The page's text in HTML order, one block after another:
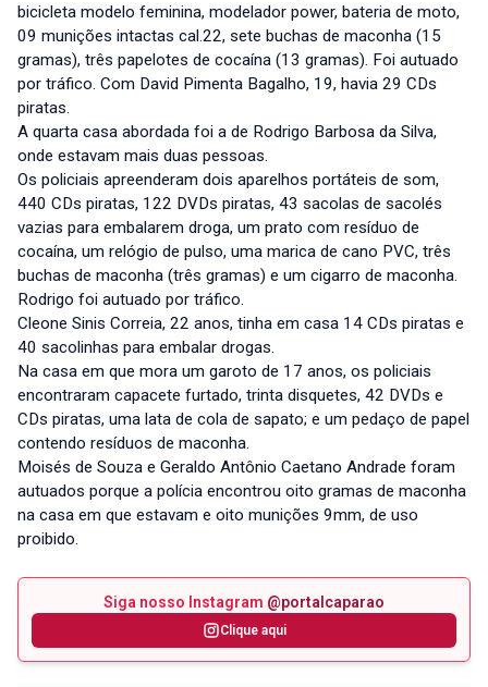
bicicleta modelo feminina, modelador power, bateria de moto,
09 munições intactas cal.22, sete buchas de maconha (15
gramas), três papelotes de cocaína (13 gramas). Foi autuado
por tráfico. Com David Pimenta Bagalho, 19, havia 29 CDs
piratas.
A quarta casa abordada foi a de Rodrigo Barbosa da Silva,
onde estavam mais duas pessoas.
Os policiais apreenderam dois aparelhos portáteis de som,
440 CDs piratas, 122 DVDs piratas, 43 sacolas de sacolés
vazias para embalarem droga, um prato com resíduo de
cocaína, um relógio de pulso, uma marica de cano PVC, três
buchas de maconha (três gramas) e um cigarro de maconha.
Rodrigo foi autuado por tráfico.
Cleone Sinis Correia, 22 anos, tinha em casa 14 CDs piratas e
40 sacolinhas para embalar drogas.
Na casa em que mora um garoto de 17 anos, os policiais
encontraram capacete furtado, trinta disquetes, 42 DVDs e
CDs piratas, uma lata de cola de sapato; e um pedaço de papel
contendo resíduos de maconha.
Moisés de Souza e Geraldo Antônio Caetano Andrade foram
autuados porque a polícia encontrou oito gramas de maconha
na casa em que estavam e oito munições 9mm, de uso
proibido.
Siga nosso Instagram @portalcaparao
Clique aqui